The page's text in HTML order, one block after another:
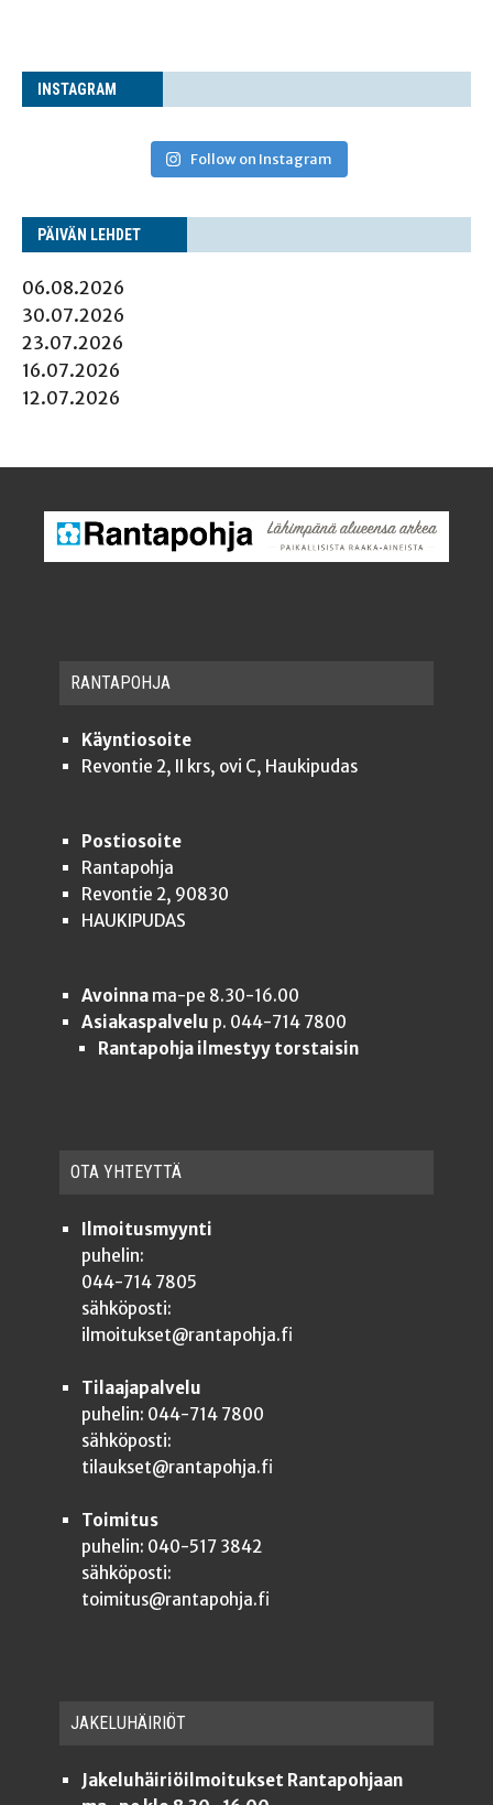
INS­TA­GRAM
Follow on Instagram
PÄI­VÄN LEHDET
06.08.2026
30.07.2026
23.07.2026
16.07.2026
12.07.2026
RAN­TA­POH­JA
Käyntiosoite
Revontie 2, II krs, ovi C, Haukipudas
Postiosoite
Rantapohja
Revontie 2, 90830
HAUKIPUDAS
Avoinnama-pe 8.30-16.00
Asiakaspalvelu p. 044-714 7800
Rantapohja ilmestyy torstaisin
OTA YHTEYT­TÄ
Ilmoitusmyynti
puhelin:
044-714 7805
sähköposti:
ilmoitukset@rantapohja.fi
Tilaajapalvelu
puhelin: 044-714 7800
sähköposti:
tilaukset@rantapohja.fi
Toimitus
puhelin: 040-517 3842
sähköposti:
toimitus@rantapohja.fi
JAKE­LU­HÄI­RIÖT
Jakeluhäiriöilmoitukset Rantapohjaan